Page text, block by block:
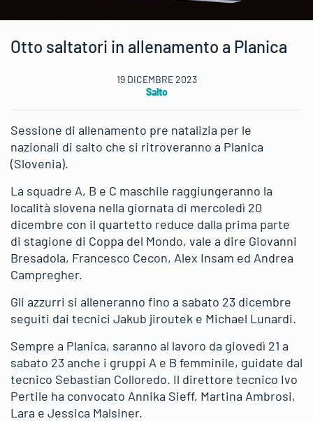
Otto saltatori in allenamento a Planica
19 DICEMBRE 2023
Salto
Sessione di allenamento pre natalizia per le
nazionali di salto che si ritroveranno a Planica
(Slovenia).
La squadre A, B e C maschile raggiungeranno la
località slovena nella giornata di mercoledì 20
dicembre con il quartetto reduce dalla prima parte
di stagione di Coppa del Mondo, vale a dire Giovanni
Bresadola, Francesco Cecon, Alex Insam ed Andrea
Campregher.
Gli azzurri si alleneranno fino a sabato 23 dicembre
seguiti dai tecnici Jakub jiroutek e Michael Lunardi.
Sempre a Planica, saranno al lavoro da giovedì 21 a
sabato 23 anche i gruppi A e B femminile, guidate dal
tecnico Sebastian Colloredo. Il direttore tecnico Ivo
Pertile ha convocato Annika Sieff, Martina Ambrosi,
Lara e Jessica Malsiner.